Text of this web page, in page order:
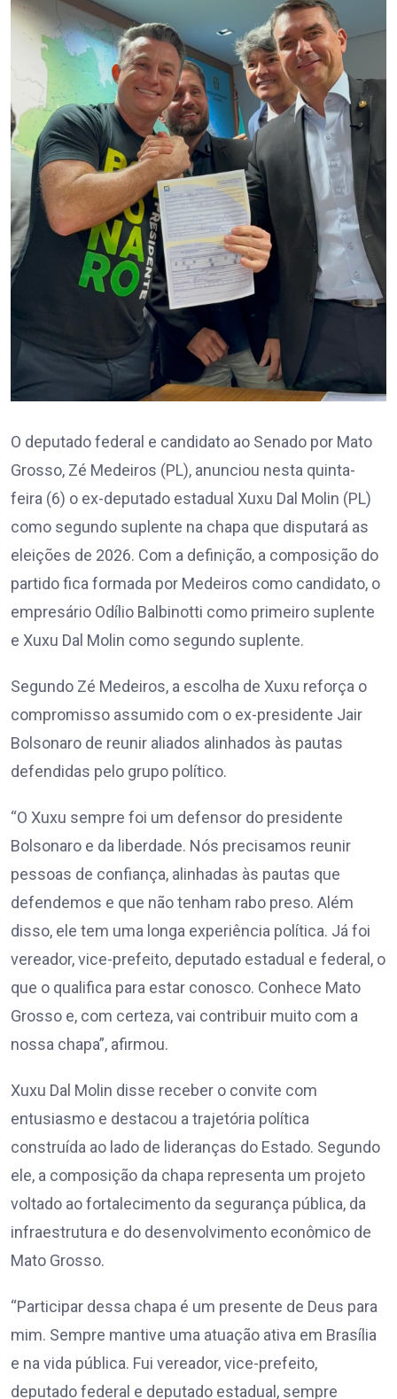
O deputado federal e candidato ao Senado por Mato
Grosso, Zé Medeiros (PL), anunciou nesta quinta-
feira (6) o ex-deputado estadual Xuxu Dal Molin (PL)
como segundo suplente na chapa que disputará as
eleições de 2026. Com a definição, a composição do
partido fica formada por Medeiros como candidato, o
empresário Odílio Balbinotti como primeiro suplente
e Xuxu Dal Molin como segundo suplente.
Segundo Zé Medeiros, a escolha de Xuxu reforça o
compromisso assumido com o ex-presidente Jair
Bolsonaro de reunir aliados alinhados às pautas
defendidas pelo grupo político.
“O Xuxu sempre foi um defensor do presidente
Bolsonaro e da liberdade. Nós precisamos reunir
pessoas de confiança, alinhadas às pautas que
defendemos e que não tenham rabo preso. Além
disso, ele tem uma longa experiência política. Já foi
vereador, vice-prefeito, deputado estadual e federal, o
que o qualifica para estar conosco. Conhece Mato
Grosso e, com certeza, vai contribuir muito com a
nossa chapa”, afirmou.
Xuxu Dal Molin disse receber o convite com
entusiasmo e destacou a trajetória política
construída ao lado de lideranças do Estado. Segundo
ele, a composição da chapa representa um projeto
voltado ao fortalecimento da segurança pública, da
infraestrutura e do desenvolvimento econômico de
Mato Grosso.
“Participar dessa chapa é um presente de Deus para
mim. Sempre mantive uma atuação ativa em Brasília
e na vida pública. Fui vereador, vice-prefeito,
deputado federal e deputado estadual, sempre